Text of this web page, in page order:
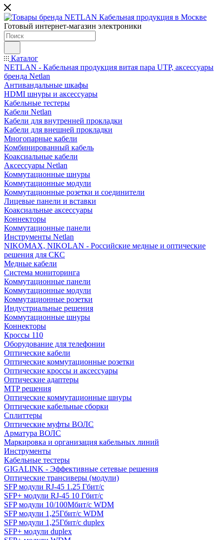
Готовый интернет-магазин электроники
Каталог
NETLAN - Кабельная продукция витая пара UTP, аксессуары
бренда Netlan
Антивандальные шкафы
HDMI шнуры и аксессуары
Кабельные тестеры
Кабели Netlan
Кабели для внутренней прокладки
Кабели для внешней прокладки
Многопарные кабели
Комбинированный кабель
Коаксиальные кабели
Аксессуары Netlan
Коммутационные шнуры
Коммутационные модули
Коммутационные розетки и соединители
Лицевые панели и вставки
Коаксиальные аксессуары
Коннекторы
Коммутационные панели
Инструменты Netlan
NIKOMAX, NIKOLAN - Российские медные и оптические
решения для СКС
Медные кабели
Система мониторинга
Коммутационные панели
Коммутационные модули
Коммутационные розетки
Индустриальные решения
Коммутационные шнуры
Коннекторы
Кроссы 110
Оборудование для телефонии
Оптические кабели
Оптические коммутационные розетки
Оптические кроссы и аксессуары
Оптические адаптеры
MTP решения
Оптические коммутационные шнуры
Оптические кабельные сборки
Сплиттеры
Оптические муфты ВОЛС
Арматура ВОЛС
Маркировка и организация кабельных линий
Инструменты
Кабельные тестеры
GIGALINK - Эффективные сетевые решения
Оптические трансиверы (модули)
SFP модули RJ-45 1.25 Гбит/c
SFP+ модули RJ-45 10 Гбит/c
SFP модули 10/100Мбит/с WDM
SFP модули 1,25Гбит/с WDM
SFP модули 1,25Гбит/с duplex
SFP+ модули duplex